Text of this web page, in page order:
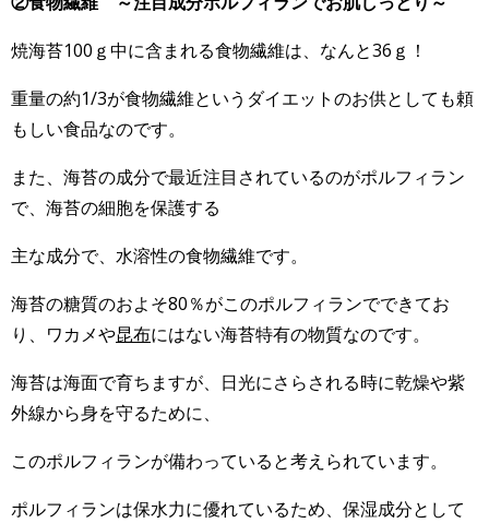
焼海苔100ｇ中に含まれる食物繊維は、なんと36ｇ！
重量の約1/3が食物繊維というダイエットのお供としても頼
もしい食品なのです。
また、海苔の成分で最近注目されているのがポルフィラン
で、海苔の細胞を保護する
主な成分で、水溶性の食物繊維です。
海苔の糖質のおよそ80％がこのポルフィランでできてお
り、ワカメや昆布にはない海苔特有の物質なのです。
海苔は海面で育ちますが、日光にさらされる時に乾燥や紫
外線から身を守るために、
このポルフィランが備わっていると考えられています。
ポルフィランは保水力に優れているため、保湿成分として